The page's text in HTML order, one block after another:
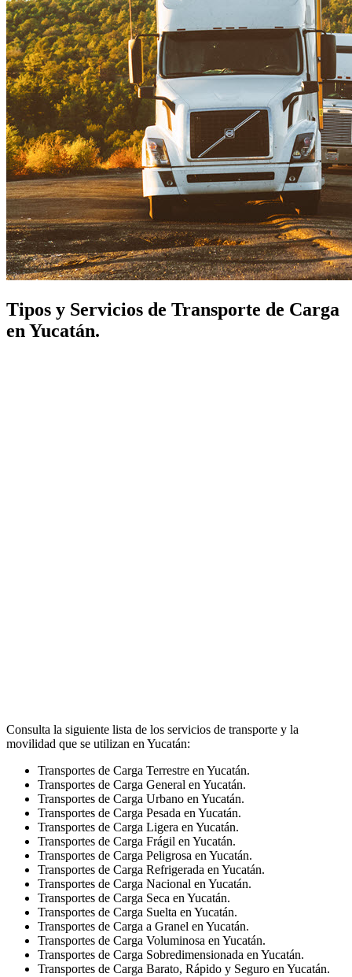
Tipos y Servicios de Transporte de Carga
en Yucatán.
Consulta la siguiente lista de los servicios de transporte y la
movilidad que se utilizan en Yucatán:
Transportes de Carga Terrestre en Yucatán.
Transportes de Carga General en Yucatán.
Transportes de Carga Urbano en Yucatán.
Transportes de Carga Pesada en Yucatán.
Transportes de Carga Ligera en Yucatán.
Transportes de Carga Frágil en Yucatán.
Transportes de Carga Peligrosa en Yucatán.
Transportes de Carga Refrigerada en Yucatán.
Transportes de Carga Nacional en Yucatán.
Transportes de Carga Seca en Yucatán.
Transportes de Carga Suelta en Yucatán.
Transportes de Carga a Granel en Yucatán.
Transportes de Carga Voluminosa en Yucatán.
Transportes de Carga Sobredimensionada en Yucatán.
Transportes de Carga Barato, Rápido y Seguro en Yucatán.